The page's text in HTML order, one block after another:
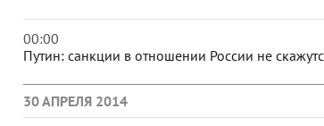
00:00
Путин: санкции в отношении России не
30 АПРЕЛЯ 2014